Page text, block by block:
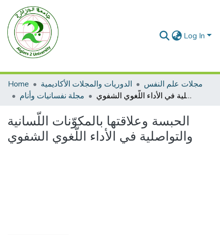
Log In
Home الدوريات والمجلات الأكاديمية
مجلات علم النفس
مجلة نفسانيات وأنام
الحبسة وعلاقتها بالمكوّنات اللّسانية والتواصلية في الأداء اللّغوي الشفوي
الحبسة وعلاقتها بالمكوّنات اللّسانية
والتواصلية في الأداء اللّغوي الشفوي